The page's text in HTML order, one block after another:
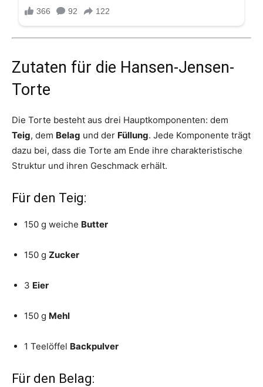
Zutaten für die Hansen-Jensen-
Torte
Die Torte besteht aus drei Hauptkomponenten: dem
Teig, dem Belag und der Füllung. Jede Komponente trägt
dazu bei, dass die Torte am Ende ihre charakteristische
Struktur und ihren Geschmack erhält.
Für den Teig:
150 g weiche Butter
150 g Zucker
3 Eier
150 g Mehl
1 Teelöffel Backpulver
Für den Belag: